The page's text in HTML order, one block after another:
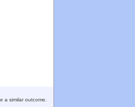
a similar outcome.